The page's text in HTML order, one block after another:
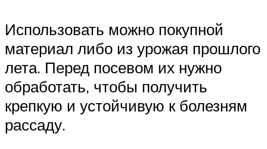
Использовать можно покупной
материал либо из урожая прошлого
лета. Перед посевом их нужно
обработать, чтобы получить
крепкую и устойчивую к болезням
рассаду.